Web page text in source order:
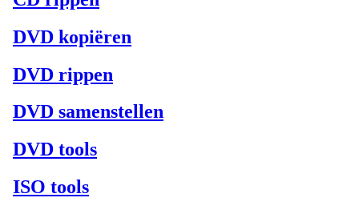
DVD kopiëren
DVD rippen
DVD samenstellen
DVD tools
ISO tools